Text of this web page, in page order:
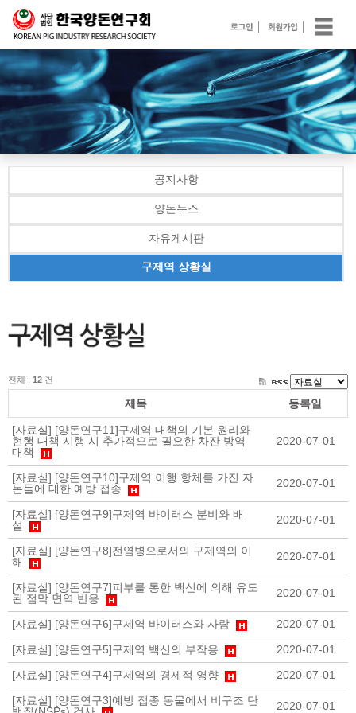
공지사항
양돈뉴스
자유게시판
구제역 상황실
전체 : 12 건
제목 등록일
[자료실] [양돈연구11]구제역 대책의 기본 원리와
현행 대책 시행 시 추가적으로 필요한 차잔 방역
대책
2020-07-01
[자료실] [양돈연구10]구제역 이행 항체를 가진 자
돈들에 대한 예방 접종
2020-07-01
[자료실] [양돈연구9]구제역 바이러스 분비와 배
설
2020-07-01
[자료실] [양돈연구8]전염병으로서의 구제역의 이
해
2020-07-01
[자료실] [양돈연구7]피부를 통한 백신에 의해 유도
된 점막 면역 반응
2020-07-01
[자료실] [양돈연구6]구제역 바이러스와 사람
2020-07-01
[자료실] [양돈연구5]구제역 백신의 부작용
2020-07-01
[자료실] [양돈연구4]구제역의 경제적 영향
2020-07-01
[자료실] [양돈연구3]예방 접종 동물에서 비구조 단
2020-07-01